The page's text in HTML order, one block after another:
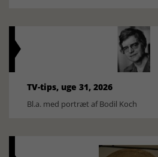
TV-tips, uge 31, 2026
Bl.a. med portræt af Bodil Koch